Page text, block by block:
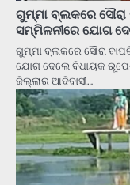
ଗୁମ୍ମା ବ୍ଲକରେ
ସମ୍ମିଳନୀରେ ଯୋଗ
ଗୁମ୍ମା ବ୍ଲକରେ ସୌରା
ଯୋଗ ଦେଲେ ବିଧାୟକ
ଜିଲ୍ଲାର ଆଦିବାସୀ…